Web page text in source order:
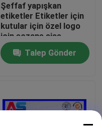
Şeffaf yapışkan
etiketler Etiketler için
kutular için özel logo
için eczane şişe
ambalajı için şişe
ambalajıTalep Gönder